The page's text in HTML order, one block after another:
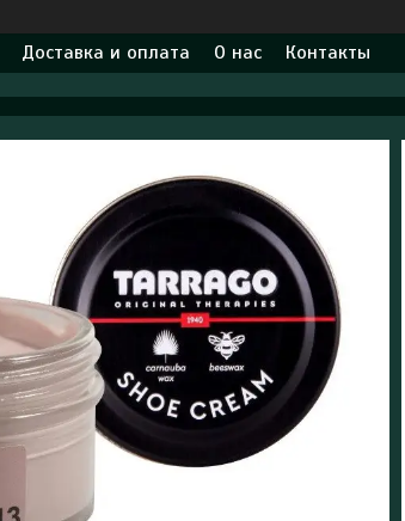
Доставка и оплата О нас Контакты